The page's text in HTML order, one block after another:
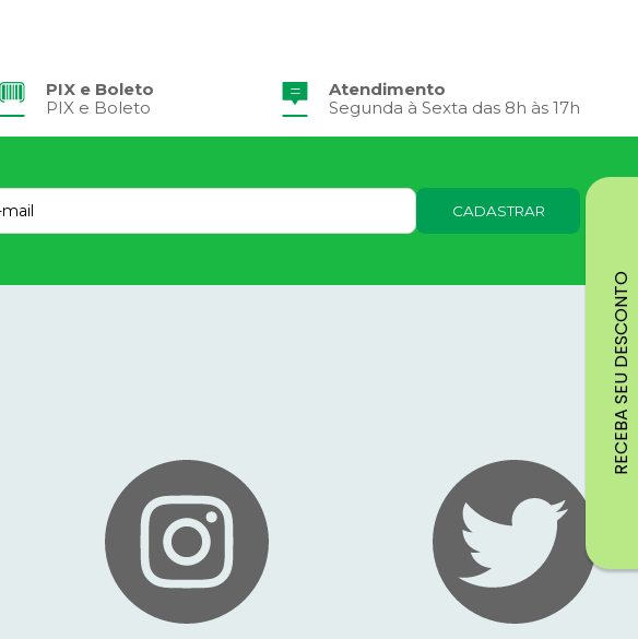
PIX e Boleto
PIX e Boleto
Atendimento
Segunda à Sexta das 8h às 17h
CADASTRAR